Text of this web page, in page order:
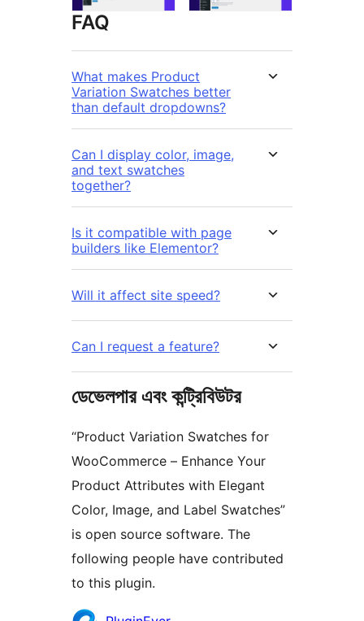
FAQ
What makes Product
Variation Swatches better
than default dropdowns?
Can I display color, image,
and text swatches
together?
Is it compatible with page
builders like Elementor?
Will it affect site speed?
Can I request a feature?
ডেভেলপার এবং কন্ট্রিবিউটর
“Product Variation Swatches for
WooCommerce – Enhance Your
Product Attributes with Elegant
Color, Image, and Label Swatches”
is open source software. The
following people have contributed
to this plugin.